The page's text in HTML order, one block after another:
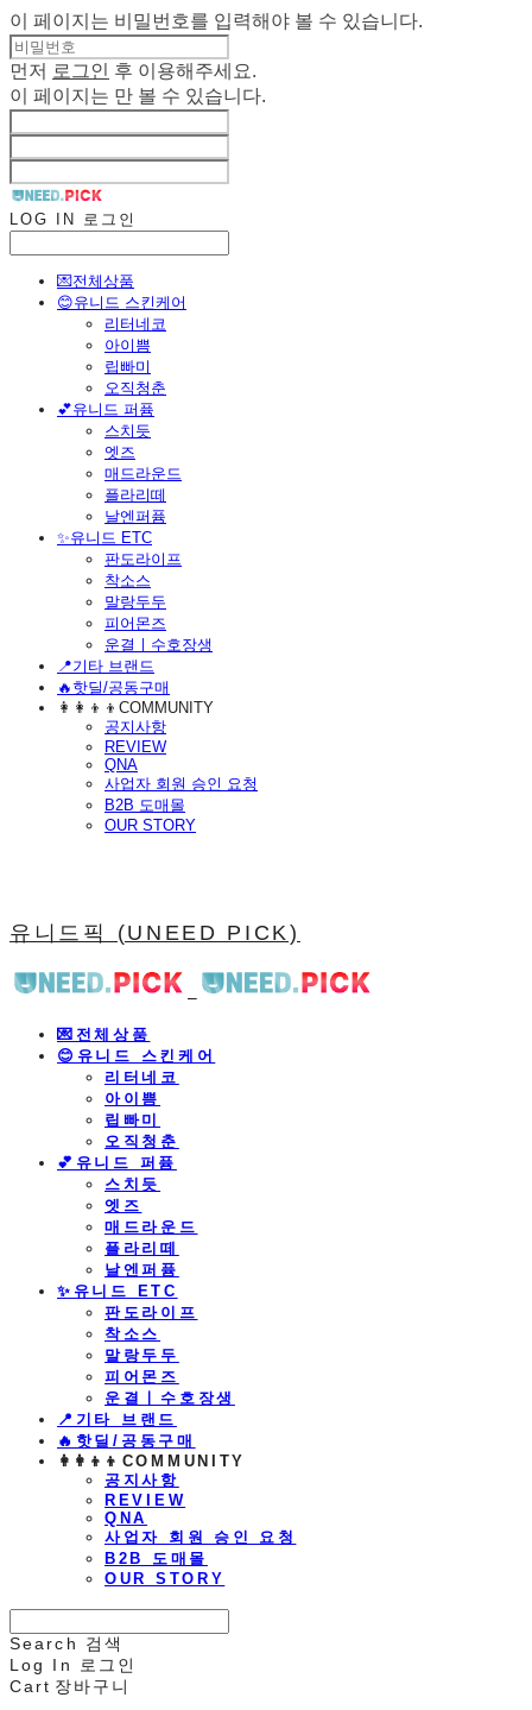
이 페이지는 비밀번호를 입력해야 볼 수 있습니다.
먼저 로그인
후 이용해주세요.
이 페이지는 만 볼 수 있습니다.
LOG IN 로그인
💌전체상품
😊유니드 스킨케어
리터네코
아이쁨
립빠미
오직청춘
💕유니드 퍼퓸
스치듯
엣즈
매드라운드
플라리떼
날엔퍼퓸
​✨유니드 ETC
판도라이프
착소스
말랑두두
피어몬즈
운결ㅣ수호장생
📍기타 브랜드
🔥핫딜/공동구매
👩‍👩‍👦‍👦COMMUNITY
공지사항
REVIEW
QNA
사업자 회원 승인 요청
B2B 도매몰
OUR STORY
유니드픽 (UNEED PICK)
💌전체상품
😊유니드 스킨케어
리터네코
아이쁨
립빠미
오직청춘
💕유니드 퍼퓸
스치듯
엣즈
매드라운드
플라리떼
날엔퍼퓸
​✨유니드 ETC
판도라이프
착소스
말랑두두
피어몬즈
운결ㅣ수호장생
📍기타 브랜드
🔥핫딜/공동구매
👩‍👩‍👦‍👦COMMUNITY
공지사항
REVIEW
QNA
사업자 회원 승인 요청
B2B 도매몰
OUR STORY
Search
검색
Log In
로그인
Cart 장바구니